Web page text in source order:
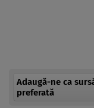
Adaugă-ne ca
preferată